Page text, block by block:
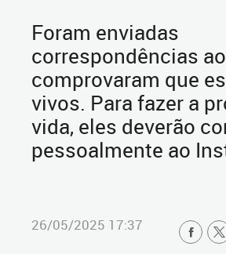
Foram enviadas
correspondências
comprovaram que
vivos. Para fazer a
vida, eles deverão
pessoalmente ao
26/05/2025 17:37